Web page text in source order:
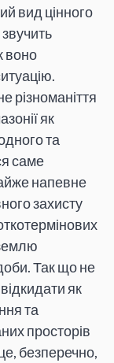
вид цінного
воно
різноманіття
як
та
саме
напевне
захисту
Так що не
як
та
просторів
безперечно,